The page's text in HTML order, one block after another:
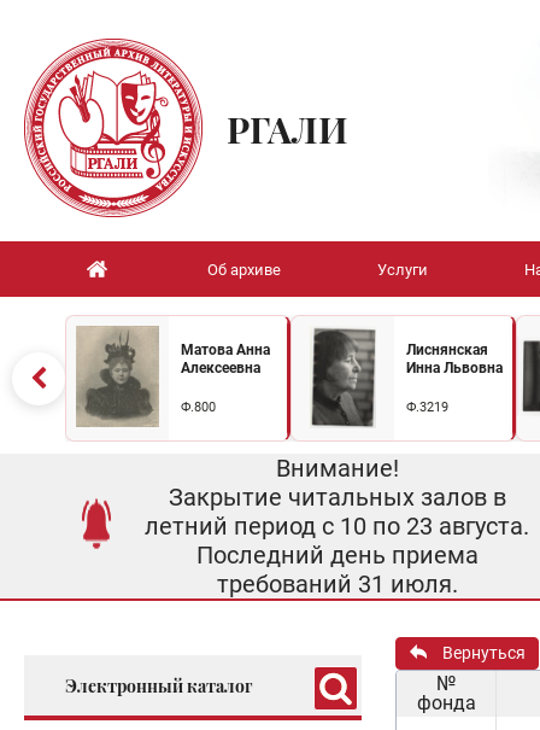
РГАЛИ
Об архиве Услуги
Матова Анна
Алексеевна
Ф.800
Лиснянская
Инна Львовна
Ф.3219
Внимание!
Закрытие читальных залов в
летний период с 10 по 23 августа.
Последний день приема
требований 31 июля.
Электронный каталог
Вернуться
№
фонда